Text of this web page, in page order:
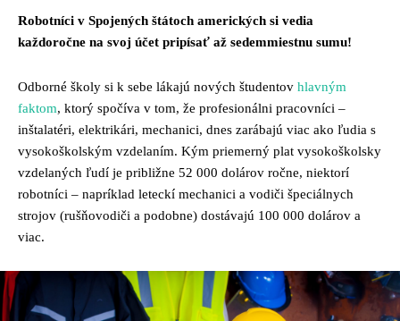
Robotníci v Spojených štátoch amerických si vedia
každoročne na svoj účet pripísať až sedemmiestnu sumu!
Odborné školy si k sebe lákajú nových študentov hlavným
faktom, ktorý spočíva v tom, že profesionálni pracovníci –
inštalatéri, elektrikári, mechanici, dnes zarábajú viac ako ľudia s
vysokoškolským vzdelaním. Kým priemerný plat vysokoškolsky
vzdelaných ľudí je približne 52 000 dolárov ročne, niektorí
robotníci – napríklad leteckí mechanici a vodiči špeciálnych
strojov (rušňovodiči a podobne) dostávajú 100 000 dolárov a
viac.